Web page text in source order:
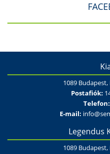
1089
Postafiók:
Telefon:
E-mail:
Legendus
1089